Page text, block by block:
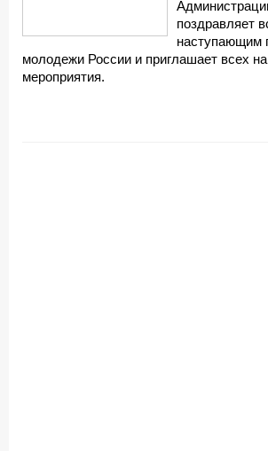
поздравляет
наступающим
молодежи России и приглашает всех
мероприятия.